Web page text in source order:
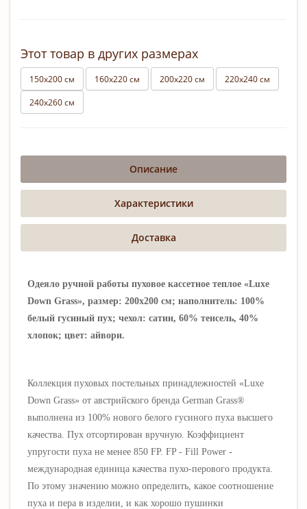
Этот товар в других размерах
150х200 см 160х220 см 200х220 см
220х240 см
240х260 см
Описание
Характеристики
Доставка
Одеяло ручной работы пуховое кассетное теплое «Luxe
Down Grass», размер: 200х200 см; наполнитель: 100%
белый гусиный пух; чехол: сатин, 60% тенсель, 40%
хлопок; цвет: айвори.
Коллекция пуховых постельных принадлежностей «Luxe
Down Grass» от австрийского бренда German Grass®
выполнена из 100% нового белого гусиного пуха высшего
качества. Пух отсортирован вручную. Коэффициент
упругости пуха не менее 850 FP. FP - Fill Power -
международная единица качества пухо-перового продукта.
По этому значению можно определить, какое соотношение
пуха и пера в изделии, и как хорошо пушинки